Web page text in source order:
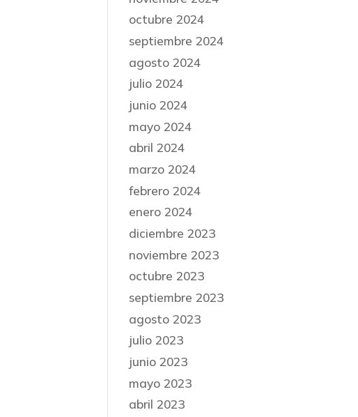
octubre 2024
septiembre 2024
agosto 2024
julio 2024
junio 2024
mayo 2024
abril 2024
marzo 2024
febrero 2024
enero 2024
diciembre 2023
noviembre 2023
octubre 2023
septiembre 2023
agosto 2023
julio 2023
junio 2023
mayo 2023
abril 2023